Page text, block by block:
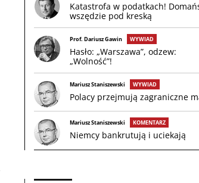
Katastrofa w podatkach!
wszędzie pod kreską
Prof. Dariusz Gawin WYWIAD
Hasło: „Warszawa”, odzew:
„Wolność”!
Mariusz Staniszewski WYWIAD
Polacy przejmują zagraniczne
Mariusz Staniszewski KOMENTARZ
Niemcy bankrutują i uciekają